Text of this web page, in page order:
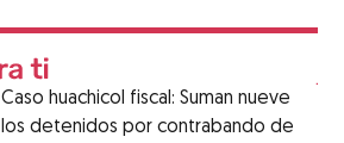
Caso huachicol fiscal: Suman nueve
los detenidos por contrabando de